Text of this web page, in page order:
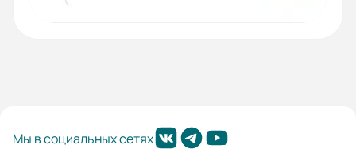
Мы в социальных сетях